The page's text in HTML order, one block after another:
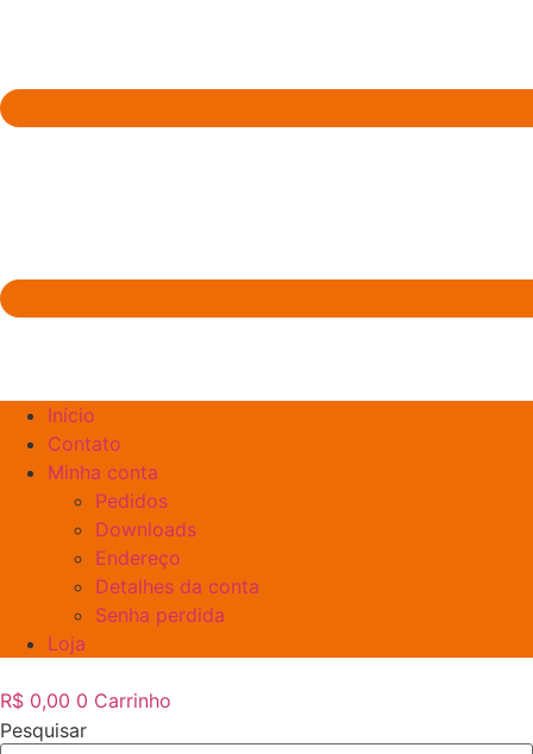
Início
Contato
Minha conta
Pedidos
Downloads
Endereço
Detalhes da conta
Senha perdida
Loja
R$ 0,00 0 Carrinho
Pesquisar